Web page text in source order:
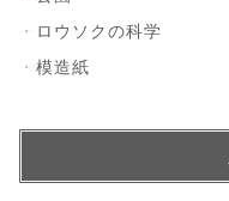
・ ロウソクの科学
・ 模造紙